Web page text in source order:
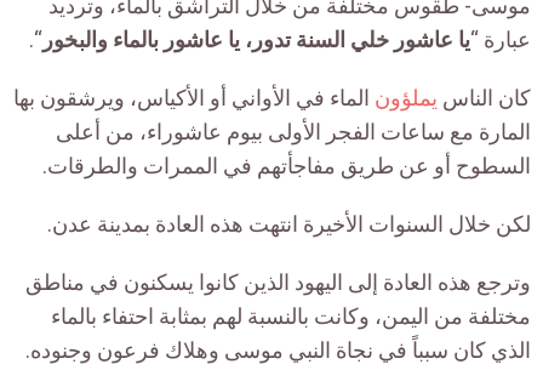
موسى- طقوس مختلفة من خلال التراشق بالماء، وترديد
عبارة “يا عاشور خلي السنة تدور، يا عاشور بالماء والبخور “.
كان الناس يملؤون الماء في الأواني أو الأكياس، ويرشقون بها
المارة مع ساعات الفجر الأولى بيوم عاشوراء، من أعلى
السطوح أو عن طريق مفاجأتهم في الممرات والطرقات.
لكن خلال السنوات الأخيرة انتهت هذه العادة بمدينة عدن.
وترجع هذه العادة إلى اليهود الذين كانوا يسكنون في مناطق
مختلفة من اليمن، وكانت بالنسبة لهم بمثابة احتفاء بالماء
الذي كان سبباً في نجاة النبي موسى وهلاك فرعون وجنوده.